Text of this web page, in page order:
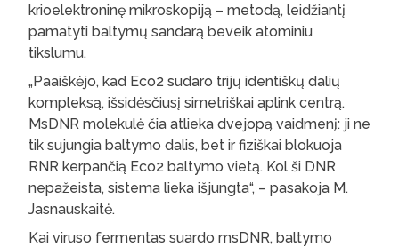
krioelektroninę mikroskopiją – metodą, leidžiantį
pamatyti baltymų sandarą beveik atominiu
tikslumu.
„Paaiškėjo, kad Eco2 sudaro trijų identiškų dalių
kompleksą, išsidėsčiusį simetriškai aplink centrą.
MsDNR molekulė čia atlieka dvejopą vaidmenį: ji ne
tik sujungia baltymo dalis, bet ir fiziškai blokuoja
RNR kerpančią Eco2 baltymo vietą. Kol ši DNR
nepažeista, sistema lieka išjungta“, – pasakoja M.
Jasnauskaitė.
Kai viruso fermentas suardo msDNR, baltymo